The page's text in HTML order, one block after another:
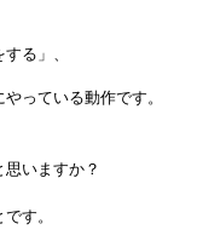
る」、
っている動作です。
いますか？
です。